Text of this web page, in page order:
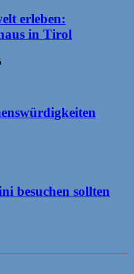
erleben:
in Tirol
besuchen sollten